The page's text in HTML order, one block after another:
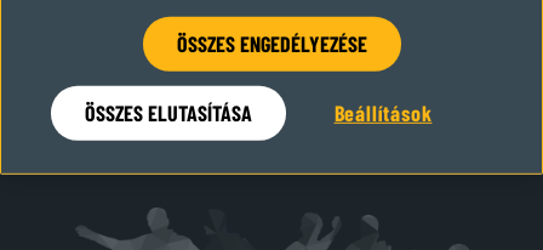
Hamarosan visszatérünk
ÖSSZES ENGEDÉLYEZÉSE
ÖSSZES ELUTASÍTÁSA Beállítások